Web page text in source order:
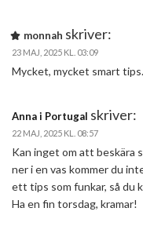
monnah skriver:
23 MAJ, 2025 KL. 03:09
Mycket, mycket smart
Anna i Portugal skriver:
22 MAJ, 2025 KL. 08:57
Kan inget om att beskära
ner i en vas kommer du
ett tips som funkar, så du
Ha en fin torsdag, kramar!